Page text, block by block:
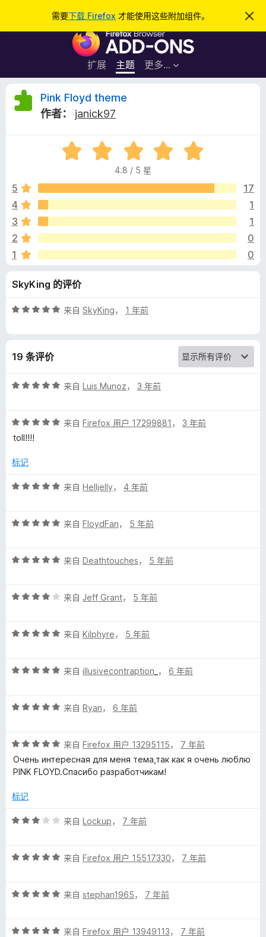
需要下载 Firefox 才能使用这些附加组件。
忽
此
F
r
e
览
器
附
加
件
扩展 主题 更多…
登录
P
k
F
l
o
y
t
h
e
评
价
Pink Floyd theme
作者：
janick97
评
分
.
/
4.8 / 5 星
5
17
4
1
3
1
2
0
1
0
SkyKing 的评价
评
5
来自 SkyKing， 1 年前
19 条评价
评
/
5
来自 Luis Munoz， 3 年前
评
分
/
来自 Firefox 用户 17299881 ， 3 年前
toll!!!!
标记
评
/
来自 Helljelly， 4 年前
评
/
来自 FloydFan， 5 年前
评
/
来自 Deathtouches， 5 年前
评
/
来自 Jeff Grant， 5 年前
评
/
来自 Kilphyre， 5 年前
评
/
来自 illusivecontraption_ ， 6 年前
评
/
5
来自 Ryan， 6 年前
评
分
5
5
来自 Firefox 用户 13295115， 7 年前
Очень интересная для меня тема,так как я очень люблю
PINK FLOYD.Спасибо разработчикам!
标记
评
/
来自 Lockup， 7 年前
评
/
来自 Firefox 用户 15517330， 7 年前
评
/
来自 stephan1965， 7 年前
评
来自 Firefox 用户 13949113， 7 年前